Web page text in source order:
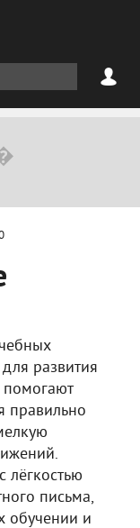
развития
правильно
лёгкостью
письма,
обучении и